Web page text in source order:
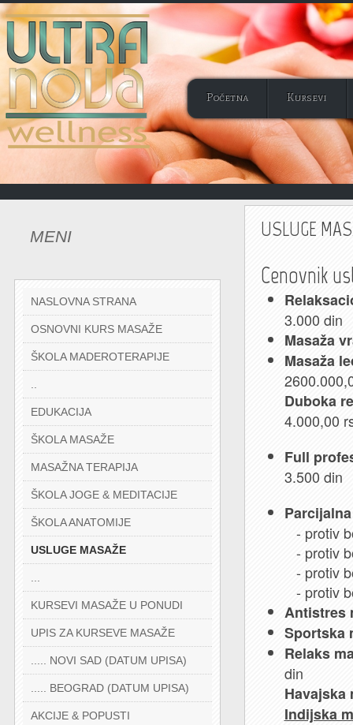
Početna Kursevi
MENI
NASLOVNA STRANA
OSNOVNI KURS MASAŽE
ŠKOLA MADEROTERAPIJE
EDUKACIJA
ŠKOLA MASAŽE
MASAŽNA TERAPIJA
ŠKOLA JOGE & MEDITACIJE
ŠKOLA ANATOMIJE
USLUGE MASAŽE
KURSEVI MASAŽE U PONUDI
UPIS ZA KURSEVE MASAŽE
..... NOVI SAD (DATUM UPISA)
..... BEOGRAD (DATUM UPISA)
AKCIJE & POPUSTI
USLUGE
Cenovnik
3.000 din
Masaža
Masaža
Duboka
4.000,00
Full
3.500 din
- protiv
- protiv
- protiv
- protiv
Antistres
Sportska
Relaks
din
Havajska
Indijska